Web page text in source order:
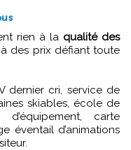
rien à la qualité des
des prix défiant toute
dernier cri, service de
skiables, école de
carte
éventail d’animations